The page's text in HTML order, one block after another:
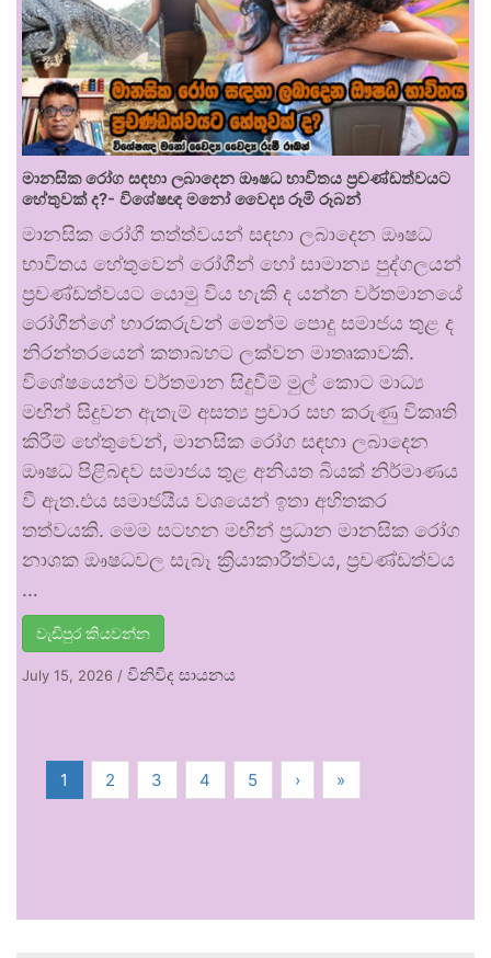
මානසික රෝග සඳහා ලබාදෙන ඖෂධ භාවිතය ප්‍රචණ්ඩත්වයට
හේතුවක් ද?- විශේෂඥ මනෝ වෛද්‍ය රූමි රූබන්
මානසික රෝගී තත්ත්වයන් සඳහා ලබාදෙන ඖෂධ
භාවිතය හේතුවෙන් රෝගීන් හෝ සාමාන්‍ය පුද්ගලයන්
ප්‍රචණ්ඩත්වයට යොමු විය හැකි ද යන්න වර්තමානයේ
රෝගීන්ගේ භාරකරුවන් මෙන්ම පොදු සමාජය තුළ ද
නිරන්තරයෙන් කතාබහට ලක්වන මාතෘකාවකි.
විශේෂයෙන්ම වර්තමාන සිදුවීම් මුල් කොට මාධ්‍ය
මඟින් සිදුවන ඇතැම් අසත්‍ය ප්‍රචාර සහ කරුණු විකෘති
කිරීම් හේතුවෙන්, මානසික රෝග සඳහා ලබාදෙන
ඖෂධ පිළිබඳව සමාජය තුළ අනියත බියක් නිර්මාණය
වී ඇත.එය සමාජයීය වශයෙන් ඉතා අහිතකර
තත්වයකි. මෙම සටහන මඟින් ප්‍රධාන මානසික රෝග
නාශක ඖෂධවල සැබෑ ක්‍රියාකාරීත්වය, ප්‍රචණ්ඩත්වය
…
වැඩිපුර කියවන්න
July 15, 2026 / විනිවිද සායනය
1 2 3 4 5 › »